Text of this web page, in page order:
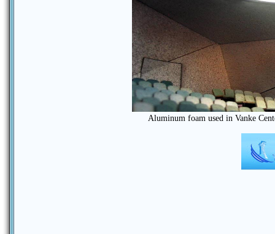
Aluminum foam used in Vanke